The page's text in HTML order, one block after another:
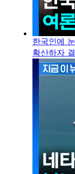
한국인에
확산하자